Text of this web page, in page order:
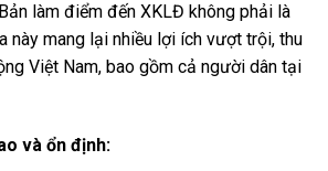
làm điểm đến XKLĐ không phải là
này mang lại nhiều lợi ích vượt trội, thu
Việt Nam, bao gồm cả người dân tại
và ổn định: